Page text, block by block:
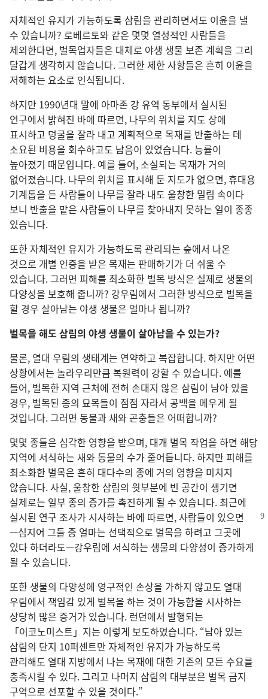
자체적인 유지가 가능하도록 삼림을 관리하면서도 이윤을 낼
수 있습니까? 로베르토와 같은 몇몇 열성적인 사람들을
제외한다면, 벌목업자들은 대체로 야생 생물 보존 계획을 그리
달갑게 생각하지 않습니다. 그러한 제한 사항들은 흔히 이윤을
저해하는 요소로 인식됩니다.
하지만 1990년대 말에 아마존 강 유역 동부에서 실시된
연구에서 밝혀진 바에 따르면, 나무의 위치를 지도 상에
표시하고 덩굴을 잘라 내고 계획적으로 목재를 반출하는 데
소요된 비용을 회수하고도 남음이 있었습니다. 능률이
높아졌기 때문입니다. 예를 들어, 소실되는 목재가 거의
없어졌습니다. 나무의 위치를 표시해 둔 지도가 없으면, 휴대용
기계톱을 든 사람들이 나무를 잘라 내도 울창한 밀림 속이다
보니 반출을 맡은 사람들이 나무를 찾아내지 못하는 일이 종종
있습니다.
또한 자체적인 유지가 가능하도록 관리되는 숲에서 나온
것으로 개별 인증을 받은 목재는 판매하기가 더 쉬울 수
있습니다. 그러면 피해를 최소화한 벌목 방식은 실제로 생물의
다양성을 보호해 줍니까? 강우림에서 그러한 방식으로 벌목을
할 경우 살아남는 야생 생물은 얼마나 됩니까?
벌목을 해도 삼림의 야생 생물이 살아남을 수 있는가?
물론, 열대 우림의 생태계는 연약하고 복잡합니다. 하지만 어떤
상황에서는 놀라우리만큼 복원력이 강할 수 있습니다. 예를
들어, 벌목한 지역 근처에 전혀 손대지 않은 삼림이 남아 있을
경우, 벌목된 종의 묘목들이 점점 자라서 공백을 메우게 될
것입니다. 그러면 동물과 새와 곤충들은 어떠합니까?
몇몇 종들은 심각한 영향을 받으며, 대개 벌목 작업을 하면 해당
지역에 서식하는 새와 동물의 수가 줄어듭니다. 하지만 피해를
최소화한 벌목은 흔히 대다수의 종에 거의 영향을 미치지
않습니다. 사실, 울창한 삼림의 윗부분에 빈 공간이 생기면
실제로는 일부 종의 증가를 촉진하게 될 수 있습니다. 최근에
실시된 연구 조사가 시사하는 바에 따르면,사람들이 있으면
—심지어 그들 중 얼마는 선택적으로 벌목을 하려고 그곳에
있다 하더라도—강우림에 서식하는 생물의 다양성이 증가하게
될 수 있습니다.
또한 생물의 다양성에 영구적인 손상을 가하지 않고도 열대
우림에서 책임감 있게 벌목을 하는 것이 가능함을 시사하는
상당히 많은 증거가 있습니다. 런던에서 발행되는
「이코노미스트」지는 이렇게 보도하였습니다. “남아 있는
삼림의 단지 10퍼센트만 자체적인 유지가 가능하도록
관리해도 열대 지방에서 나는 목재에 대한 기존의 모든 수요를
충족시킬 수 있다. 그리고 나머지 삼림의 대부분은 벌목 금지
구역으로 선포할 수 있을 것이다.”